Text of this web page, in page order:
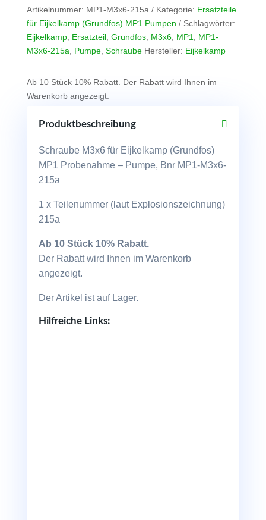
(Grundfos)
MP1
-
Pumpe
Artikelnummer: MP1-M3x6-215a Kategorie: Ersatzteile
für Eijkelkamp (Grundfos) MP1 Pumpen
Schlagwörter:
Eijkelkamp, Ersatzteil, Grundfos, M3x6, MP1, MP1-
M3x6-215a, Pumpe, Schraube Hersteller: Eijkelkamp
Ab 10 Stück 10% Rabatt. Der Rabatt wird Ihnen im
Warenkorb angezeigt.
Produktbeschreibung
Schraube M3x6 für Eijkelkamp (Grundfos)
MP1 Probenahme – Pumpe, Bnr MP1-M3x6-
215a
1 x Teilenummer (laut Explosionszeichnung)
215a
Ab 10 Stück 10% Rabatt.
Der Rabatt wird Ihnen im Warenkorb
angezeigt.
Der Artikel ist auf Lager.
Hilfreiche Links: